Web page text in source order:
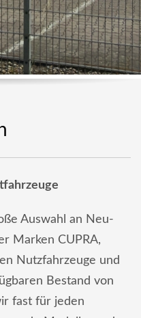
Auswahl an Neu-
Marken CUPRA,
Nutzfahrzeuge und
Bestand von
fast für jeden